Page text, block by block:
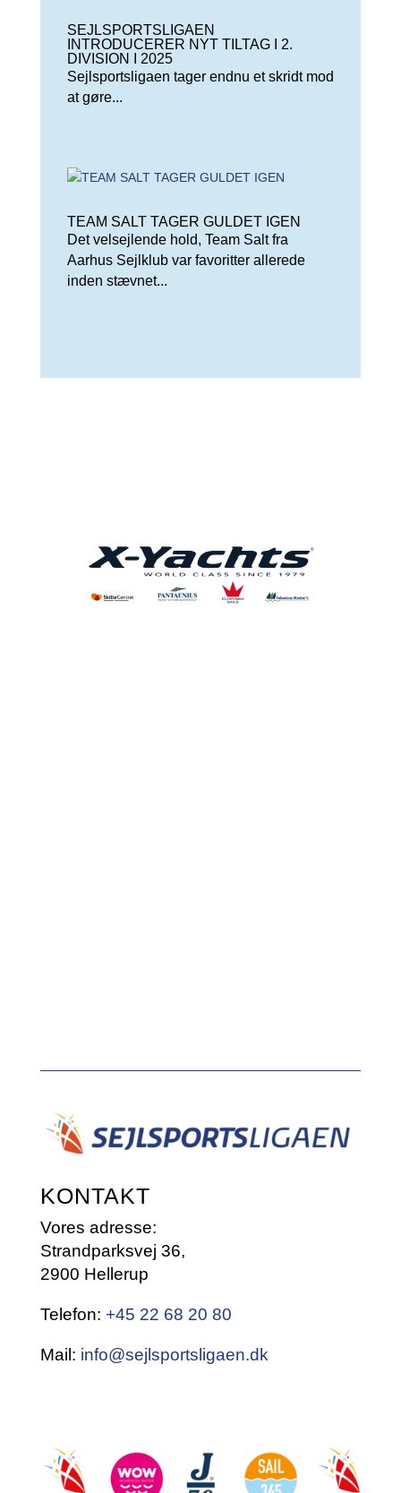
SEJLSPORTSLIGAEN
INTRODUCERER NYT TILTAG I 2.
DIVISION I 2025
Sejlsportsligaen tager endnu et skridt mod
at gøre...
TEAM SALT TAGER GULDET IGEN
Det velsejlende hold, Team Salt fra
Aarhus Sejlklub var favoritter allerede
inden stævnet...
KONTAKT
Vores adresse:
Strandparksvej 36,
2900 Hellerup
Telefon: +45 22 68 20 80
Mail: info@sejlsportsligaen.dk